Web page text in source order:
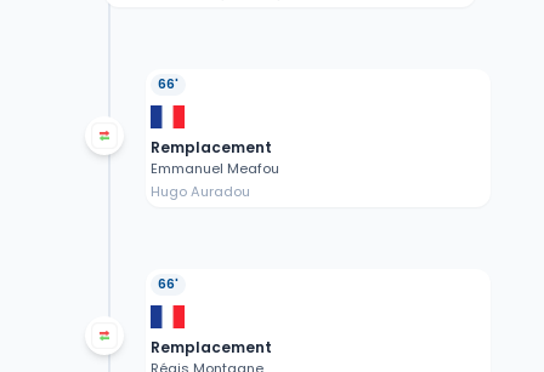
66'
Remplacement
Emmanuel Meafou
Hugo Auradou
66'
Remplacement
Régis Montagne